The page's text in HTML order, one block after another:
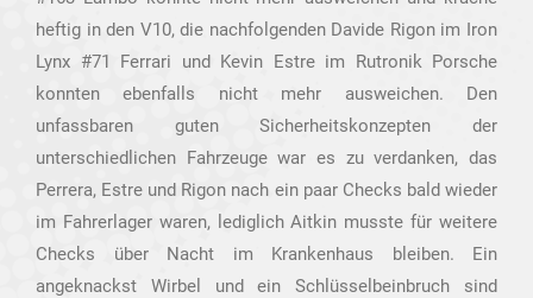
heftig in den V10, die nachfolgenden Davide Rigon im Iron
Lynx #71 Ferrari und Kevin Estre im Rutronik Porsche
konnten ebenfalls nicht mehr ausweichen. Den
unfassbaren guten Sicherheitskonzepten der
unterschiedlichen Fahrzeuge war es zu verdanken, das
Perrera, Estre und Rigon nach ein paar Checks bald wieder
im Fahrerlager waren, lediglich Aitkin musste für weitere
Checks über Nacht im Krankenhaus bleiben. Ein
angeknackst Wirbel und ein Schlüsselbeinbruch sind